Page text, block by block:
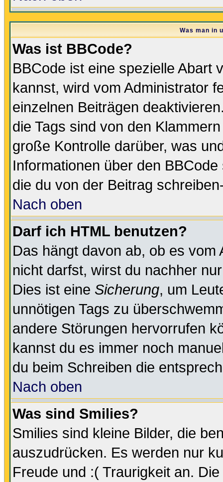
Was man in
Was ist BBCode?
BBCode ist eine spezielle Abart
kannst, wird vom Administrator
einzelnen Beiträgen
die Tags sind von den
große Kontrolle darüber, was
Informationen über den
die du von der Beitrag
Nach oben
Darf ich HTML benutzen?
Das hängt davon ab, ob es
nicht darfst, wirst du nachher
Dies ist eine Sicherung, um
unnötigen Tags zu
andere Störungen hervorrufen
kannst du es immer noch
du beim Schreiben die
Nach oben
Was sind Smilies?
Smilies sind kleine Bilder, die
auszudrücken. Es werden nur
Freude und :( Traurigkeit an.